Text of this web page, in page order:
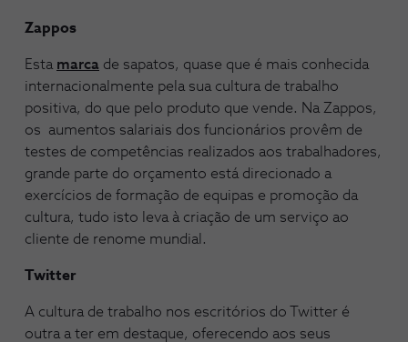
Zappos
Esta marca de sapatos, quase que é mais conhecida
internacionalmente pela sua cultura de trabalho
positiva, do que pelo produto que vende. Na Zappos,
os aumentos salariais dos funcionários provêm de
testes de competências realizados aos trabalhadores,
grande parte do orçamento está direcionado a
exercícios de formação de equipas e promoção da
cultura, tudo isto leva à criação de um serviço ao
cliente de renome mundial.
Twitter
A cultura de trabalho nos escritórios do Twitter é
outra a ter em destaque, oferecendo aos seus